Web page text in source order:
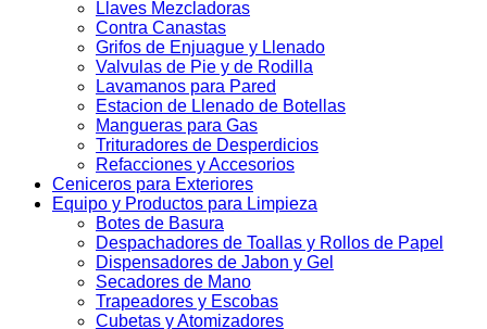
Llaves Mezcladoras
Contra Canastas
Grifos de Enjuague y Llenado
Valvulas de Pie y de Rodilla
Lavamanos para Pared
Estacion de Llenado de Botellas
Mangueras para Gas
Trituradores de Desperdicios
Refacciones y Accesorios
Ceniceros para Exteriores
Equipo y Productos para Limpieza
Botes de Basura
Despachadores de Toallas y Rollos de Papel
Dispensadores de Jabon y Gel
Secadores de Mano
Trapeadores y Escobas
Cubetas y Atomizadores